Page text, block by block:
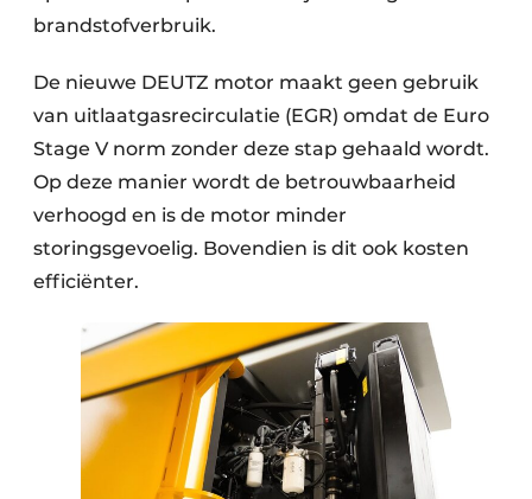
brandstofverbruik.
De nieuwe DEUTZ motor maakt geen gebruik
van uitlaatgasrecirculatie (EGR) omdat de Euro
Stage V norm zonder deze stap gehaald wordt.
Op deze manier wordt de betrouwbaarheid
verhoogd en is de motor minder
storingsgevoelig. Bovendien is dit ook kosten
efficiënter.